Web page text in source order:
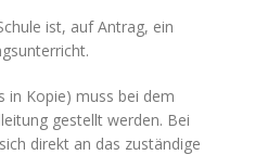
ist, auf Antrag, ein
in Kopie) muss bei dem
gestellt werden. Bei
direkt an das zuständige